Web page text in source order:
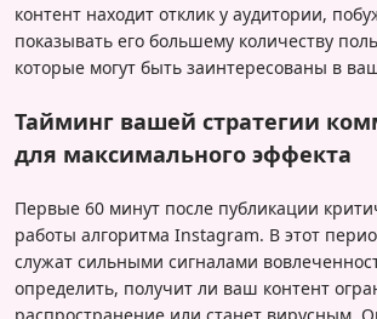
контент находит отклик у аудитории,
показывать его большему количеству
которые могут быть заинтересованы в
Тайминг вашей стратегии
для максимального эффекта
Первые 60 минут после публикации
работы алгоритма Instagram. В этот
служат сильными сигналами
определить, получит ли ваш контент
распространение или станет вирусным.